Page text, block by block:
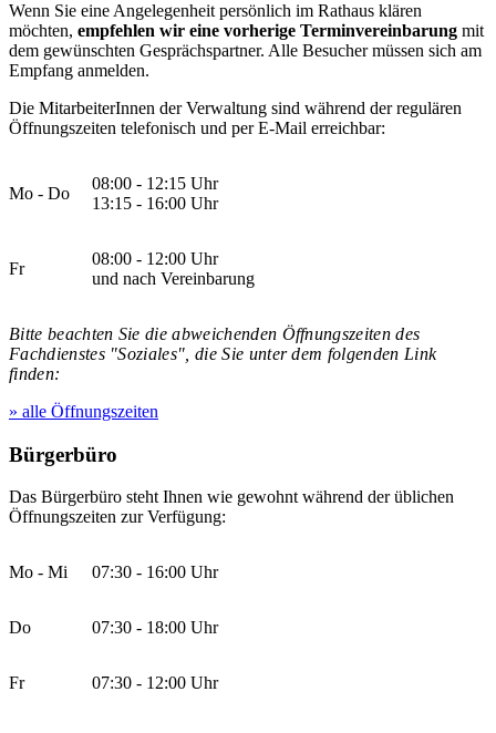
Wenn Sie eine Angelegenheit persönlich im Rathaus klären
möchten, empfehlen wir eine vorherige Terminvereinbarung mit
dem gewünschten Gesprächspartner. Alle Besucher müssen sich am
Empfang anmelden.
Die MitarbeiterInnen der Verwaltung sind während der regulären
Öffnungszeiten telefonisch und per E-Mail erreichbar:
Mo - Do
08:00 - 12:15 Uhr
13:15 - 16:00 Uhr
Fr
08:00 - 12:00 Uhr
und nach Vereinbarung
Bitte beachten Sie die abweichenden Öffnungszeiten des
Fachdienstes "Soziales", die Sie unter dem folgenden Link
finden:
» alle Öffnungszeiten
Bürgerbüro
Das Bürgerbüro steht Ihnen wie gewohnt während der üblichen
Öffnungszeiten zur Verfügung:
Mo - Mi 07:30 - 16:00 Uhr
Do 07:30 - 18:00 Uhr
Fr 07:30 - 12:00 Uhr